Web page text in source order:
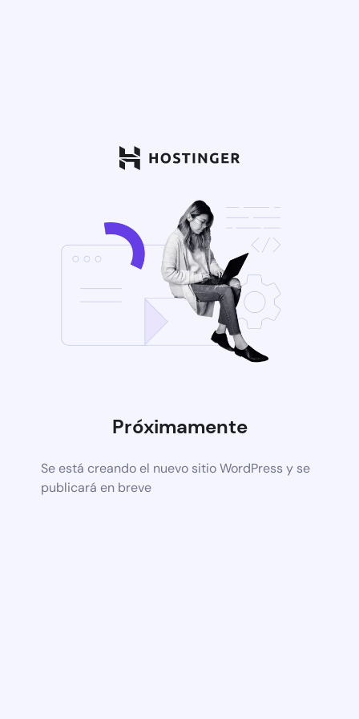
Próximamente
Se está creando el nuevo sitio WordPress y se
publicará en breve